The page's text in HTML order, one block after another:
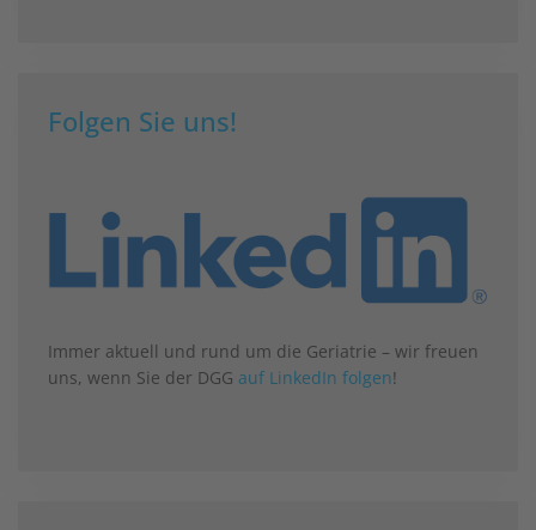
Folgen Sie uns!
Immer aktuell und rund um die Geriatrie – wir freuen
uns, wenn Sie der DGG auf LinkedIn folgen!